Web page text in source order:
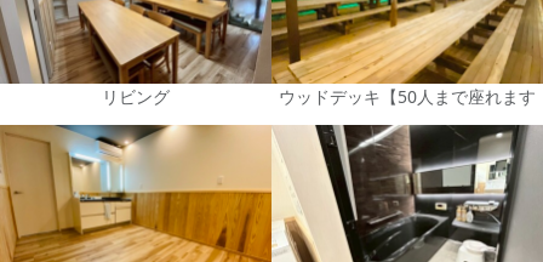
リビング ウッドデッキ【50人まで座れます